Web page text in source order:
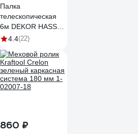
Палка
телескопическая
6м DEKOR HASSAN
1297
4.4(22)
860 ₽